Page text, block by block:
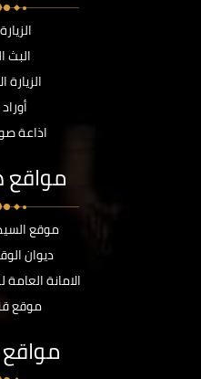
البث
الزيارة
اذاعة
مواقع
موقع
ديوان
الامانة
موقع
مواقع